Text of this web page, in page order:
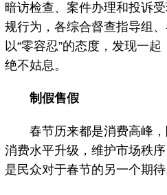
暗访检查、案件办理和投诉
规行为，各综合督查指导组
以“零容忍”的态度，发现一
绝不姑息。
制假售假
春节历来都是消费高峰，
消费水平升级，维护市场秩
是民众对于春节的另一个期待